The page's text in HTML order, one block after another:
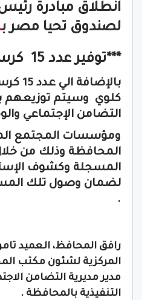
انطلاق مبادرة
لصندوق تحيا مصر ب
***توفير عدد 15 كرسى غسيل كلوى
كلوي وسيتم توزيعهم
التضامن الإجتماعي
ومؤسسات المجتمع
المحافظة وذلك من
المسجلة وكشوف
لضمان وصول تلك
.
رافق المحافظ، العميد
المركزية لشئون مكتب
مدير مديرية التضامن
التنفيذية بالمحافظة .